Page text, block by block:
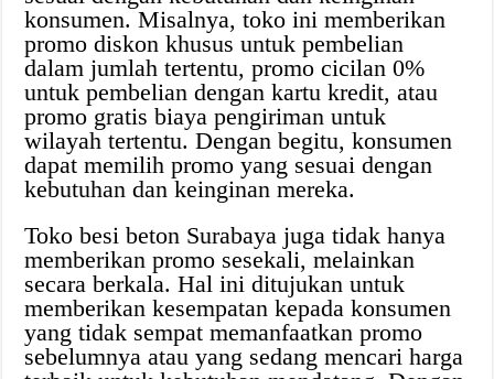
konsumen. Misalnya, toko ini memberikan
promo diskon khusus untuk pembelian
dalam jumlah tertentu, promo cicilan 0%
untuk pembelian dengan kartu kredit, atau
promo gratis biaya pengiriman untuk
wilayah tertentu. Dengan begitu, konsumen
dapat memilih promo yang sesuai dengan
kebutuhan dan keinginan mereka.
Toko besi beton Surabaya juga tidak hanya
memberikan promo sesekali, melainkan
secara berkala. Hal ini ditujukan untuk
memberikan kesempatan kepada konsumen
yang tidak sempat memanfaatkan promo
sebelumnya atau yang sedang mencari harga